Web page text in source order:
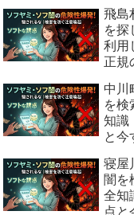
飛島
を探
利用
正規
中川
を検
知識
と今
寝屋
闇を
全知
点と